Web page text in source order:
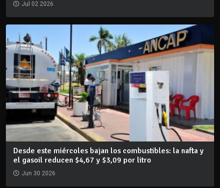
Jul 02 2026
Desde este miércoles bajan los combustibles: la nafta y
el gasoil reducen $4,67 y $3,09 por litro
Jun 30 2026